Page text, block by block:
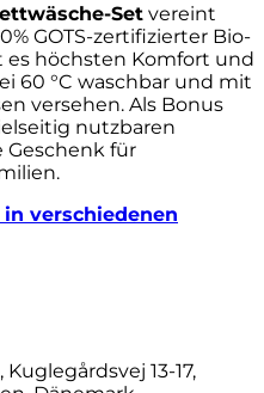
Set vereint
GOTS-zertifizierter Bio-
höchsten Komfort und
60 °C waschbar und mit
versehen. Als Bonus
nutzbaren
Geschenk für
verschiedenen
13-17,